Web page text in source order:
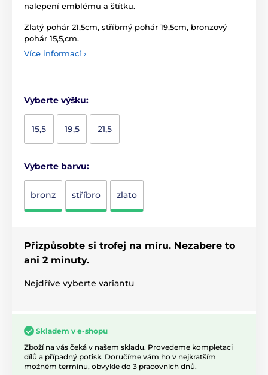
nalepení emblému a štítku.
Zlatý pohár 21,5cm, stříbrný pohár 19,5cm, bronzový
pohár 15,5,cm.
Více informací ›
Vyberte výšku:
15,5 19,5 21,5
Vyberte barvu:
bronz stříbro zlato
Přizpůsobte si trofej na míru. Nezabere to
ani 2 minuty.
Nejdříve vyberte variantu
Skladem v e-shopu
Zboží na vás čeká v našem skladu. Provedeme kompletaci
dílů a případný potisk. Doručíme vám ho v nejkratším
možném termínu, obvykle do 3 pracovních dnů.